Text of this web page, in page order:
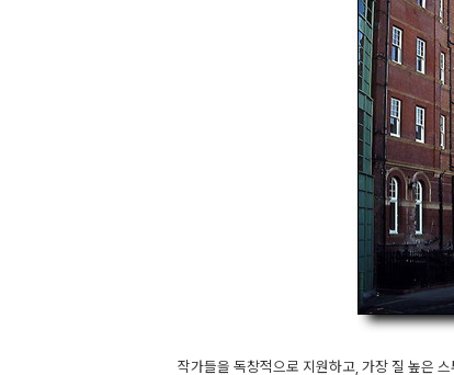
작가들을 독창적으로 지원하고, 가장 질 높은